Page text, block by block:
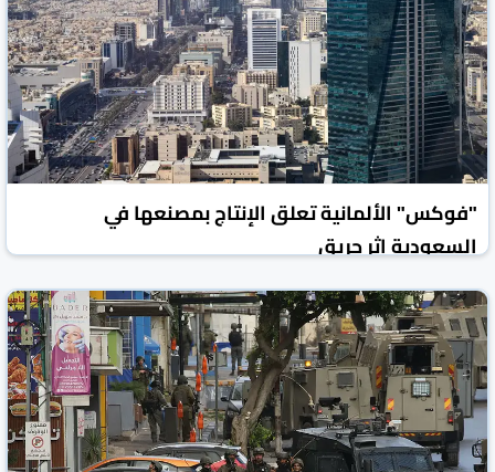
"فوكس" الألمانية تعلق الإنتاج بمصنعها في
السعودية إثر حريق
روسيا اليوم الأخبار الاقتصادية 31 تموز/يوليو 2026